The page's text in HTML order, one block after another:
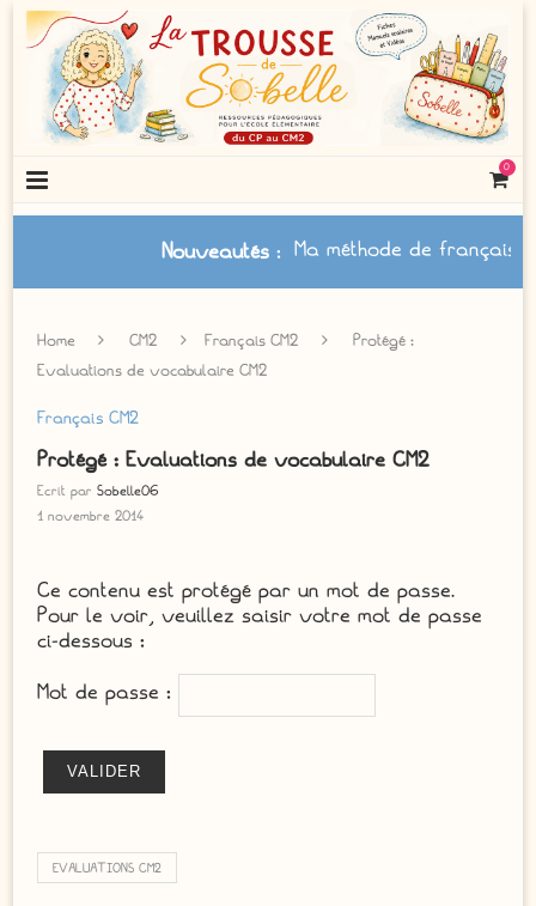
0
Nouveautés: Ma méthode de français
Home CM2 Français CM2
Protégé :
Evaluations de vocabulaire CM2
Français CM2
Protégé : Evaluations de vocabulaire CM2
Ecrit parSobelle06
1 novembre 2014
Ce contenu est protégé par un mot de passe.
Pour le voir, veuillez saisir votre mot de passe
ci-dessous :
Mot de passe :
EVALUATIONS CM2